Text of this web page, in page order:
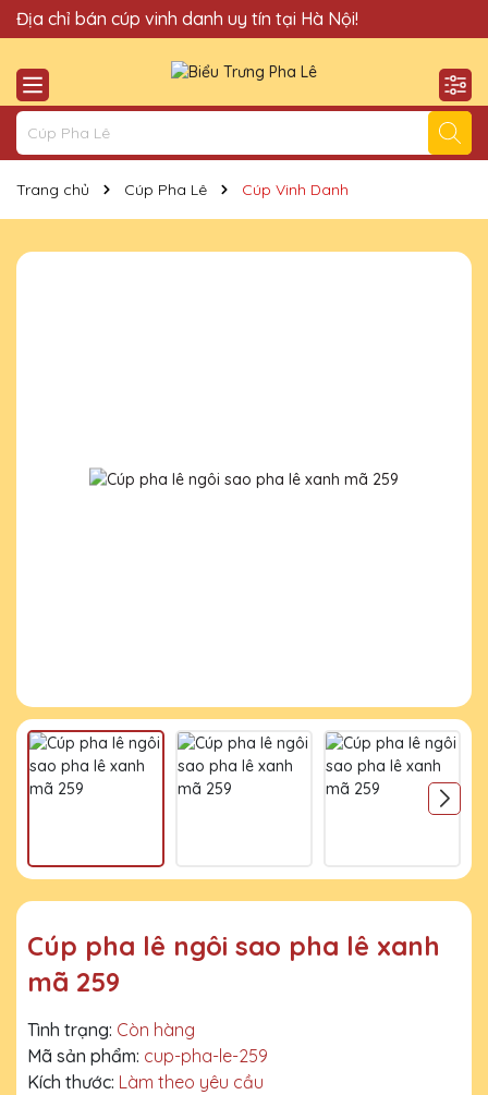
Quà Tặng Cúp Pha Lê Hà Nội QTG xin chào Quý Khách!
Địa chỉ bán cúp vinh danh uy tín tại Hà Nội!
Trang chủ Cúp Pha Lê Cúp Vinh Danh
Cúp pha lê ngôi sao pha lê xanh
mã 259
Tình trạng: Còn hàng
Mã sản phẩm: cup-pha-le-259
Kích thước: Làm theo yêu cầu